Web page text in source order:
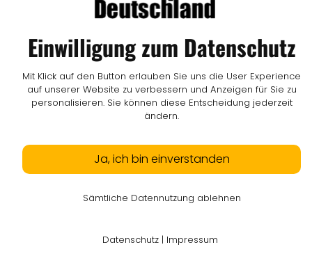
© LW Medien GmbH
Einwilligung zum Datenschutz
Mit Klick auf den Button erlauben Sie uns die User Experience
auf unserer Website zu verbessern und Anzeigen für Sie zu
personalisieren. Sie können diese Entscheidung jederzeit
ändern.
Ja, ich bin einverstanden
Sämtliche Datennutzung ablehnen
Datenschutz | Impressum